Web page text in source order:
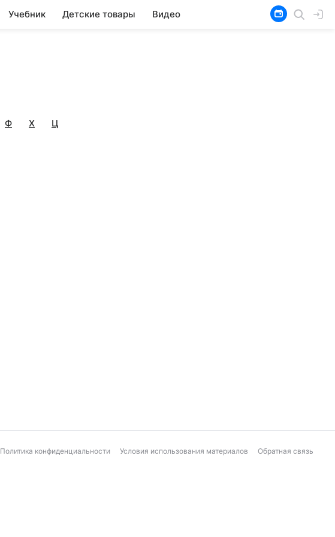
Учебник Детские товары Видео
Ф Х Ц
Политика конфиденциальности Условия использования материалов Обратная связь